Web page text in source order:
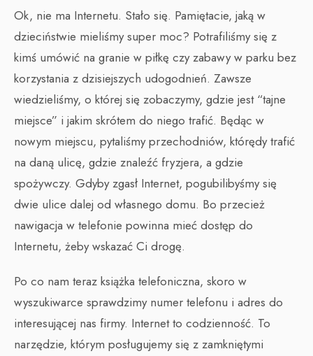
Ok, nie ma Internetu. Stało się. Pamiętacie, jaką w
dzieciństwie mieliśmy super moc? Potrafiliśmy się z
kimś umówić na granie w piłkę czy zabawy w parku bez
korzystania z dzisiejszych udogodnień. Zawsze
wiedzieliśmy, o której się zobaczymy, gdzie jest “tajne
miejsce” i jakim skrótem do niego trafić. Będąc w
nowym miejscu, pytaliśmy przechodniów, którędy trafić
na daną ulicę, gdzie znaleźć fryzjera, a gdzie
spożywczy. Gdyby zgasł Internet, pogubilibyśmy się
dwie ulice dalej od własnego domu. Bo przecież
nawigacja w telefonie powinna mieć dostęp do
Internetu, żeby wskazać Ci drogę.
Po co nam teraz książka telefoniczna, skoro w
wyszukiwarce sprawdzimy numer telefonu i adres do
interesującej nas firmy. Internet to codzienność. To
narzędzie, którym posługujemy się z zamkniętymi